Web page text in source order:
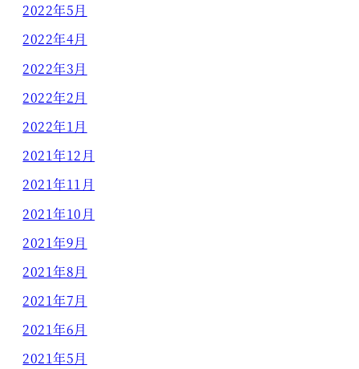
2022年5月
2022年4月
2022年3月
2022年2月
2022年1月
2021年12月
2021年11月
2021年10月
2021年9月
2021年8月
2021年7月
2021年6月
2021年5月